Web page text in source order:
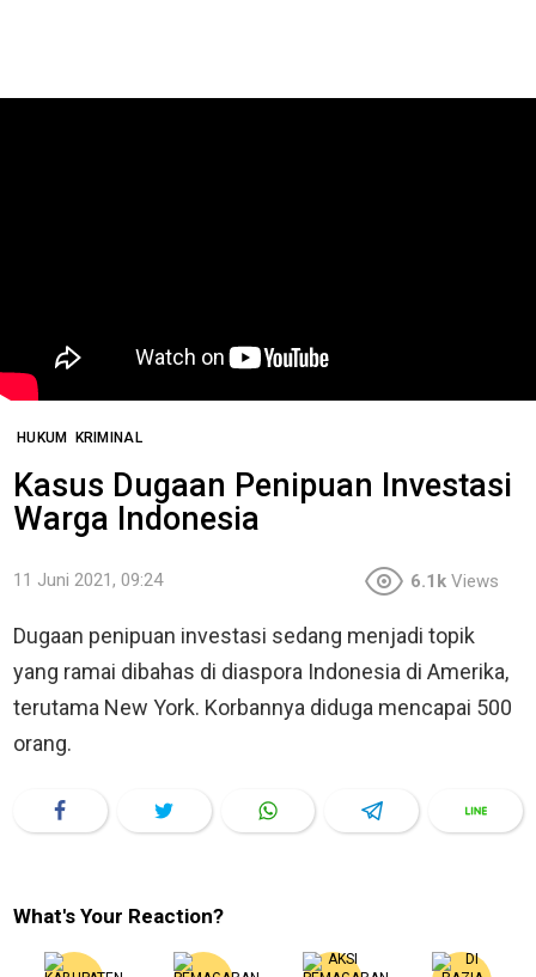
HUKUM KRIMINAL
Kasus Dugaan Penipuan Investasi
Warga Indonesia
11 Juni 2021, 09:24 6.1k Views
Dugaan penipuan investasi sedang menjadi topik
yang ramai dibahas di diaspora Indonesia di Amerika,
terutama New York. Korbannya diduga mencapai 500
orang.
What's Your Reaction?